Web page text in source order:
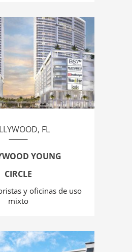
FL
YOUNG
CIRCLE
y oficinas de uso
mixto